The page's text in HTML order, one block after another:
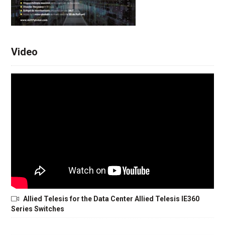
Video
Allied Telesis for the Data Center Allied Telesis IE360
Series Switches